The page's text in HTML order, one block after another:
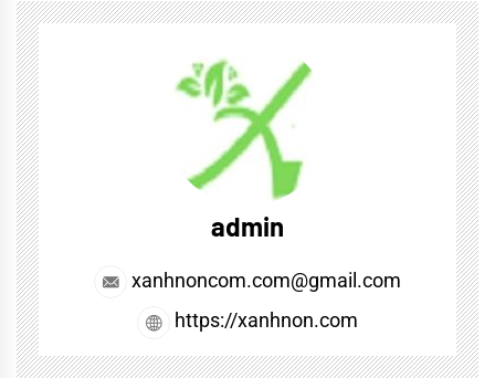
admin
xanhnoncom.com@gmail.com
https://xanhnon.com